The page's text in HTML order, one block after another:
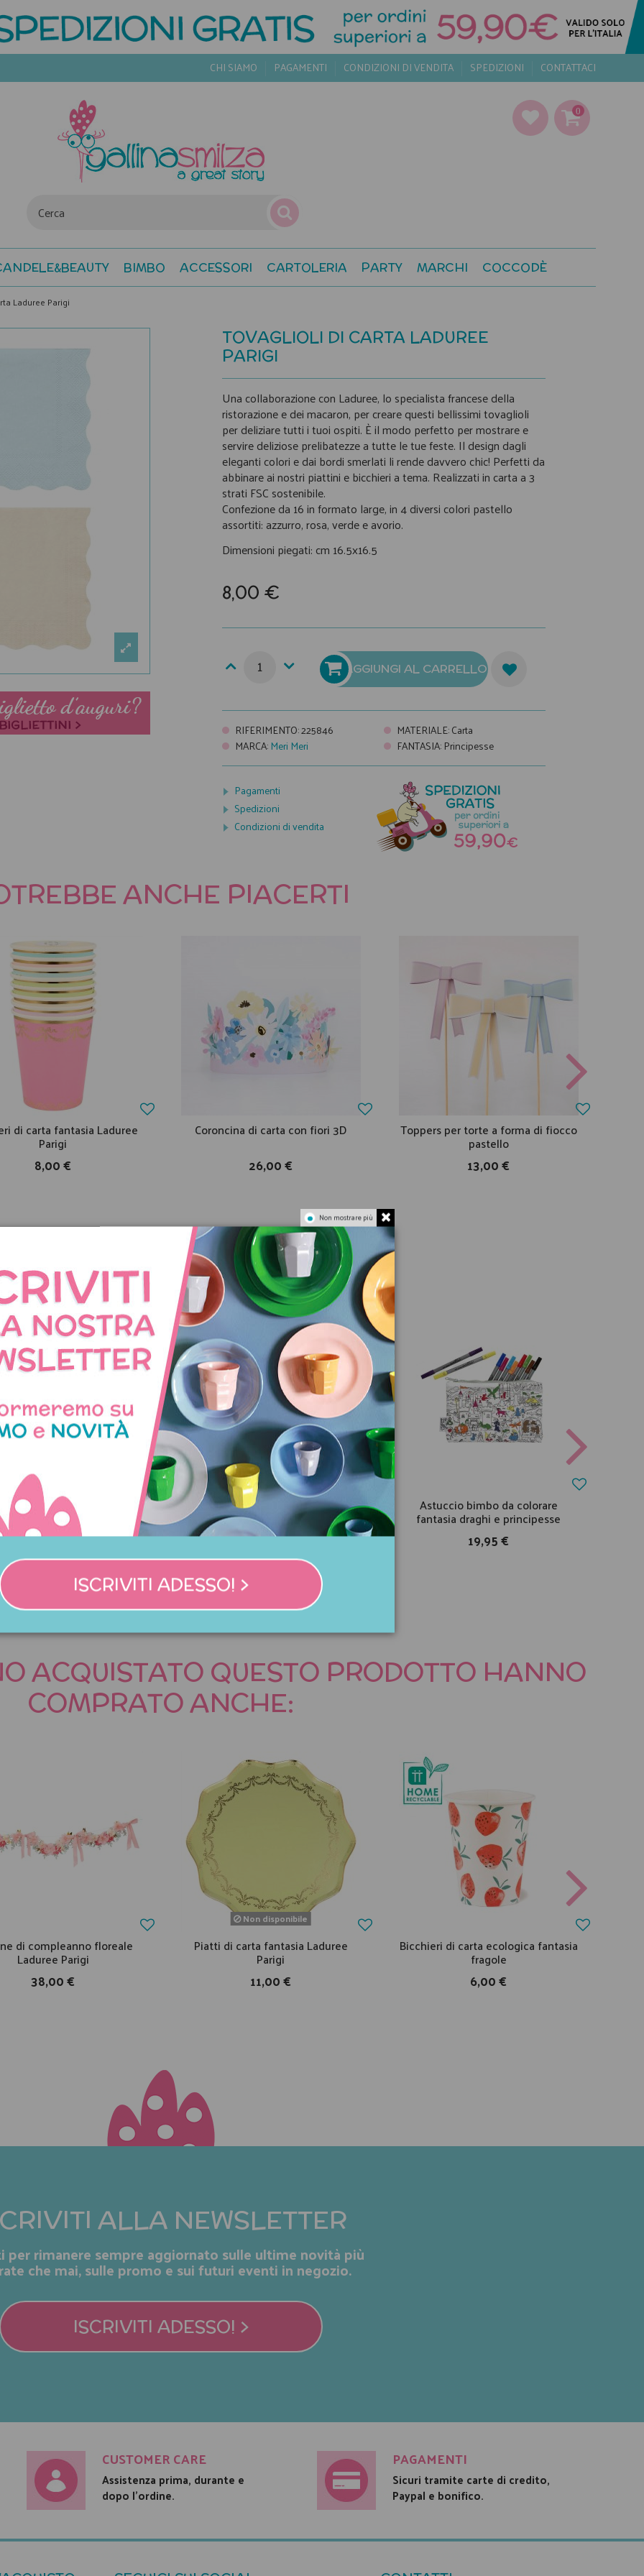
CHI SIAMO PAGAMENTI CONDIZIONI DI VENDITA SPEDIZIONI CONTATTACI
0
BIMBO ACCESSORI CARTOLERIA PARTY MARCHI COCCODÈ
Laduree Parigi
TOVAGLIOLI DI CARTA LADUREE
PARIGI
Una collaborazione con Laduree, lo specialista francese della
ristorazione e dei macaron, per creare questi bellissimi tovaglioli
per deliziare tutti i tuoi ospiti. È il modo perfetto per mostrare e
servire deliziose prelibatezze a tutte le tue feste. Il design dagli
eleganti colori e dai bordi smerlati li rende davvero chic! Perfetti da
abbinare ai nostri piattini e bicchieri a tema. Realizzati in carta a 3
strati FSC sostenibile.
Confezione da 16 in formato large, in 4 diversi colori pastello
assortiti: azzurro, rosa, verde e avorio.
Dimensioni piegati: cm 16.5x16.5
8,00 €
AGGIUNGI AL CARRELLO
RIFERIMENTO:225846 MATERIALE:Carta
MARCA:Meri Meri FANTASIA: Principesse
Pagamenti
Spedizioni
Condizioni di vendita
ANCHE PIACERTI
di carta fantasia Laduree
Parigi
8,00 €
Coroncina di carta con fiori 3D
26,00 €
Toppers per torte a forma di fiocco
pastello
13,00 €
CON LO STESSO TEMA
bags Principesse
16,00 €
Centrotavola compleanno
Castello delle Principesse
48,00 €
Astuccio bimbo da colorare
fantasia draghi e principesse
19,95 €
ACQUISTATO QUESTO PRODOTTO HANNO
COMPRATO ANCHE:
di compleanno floreale
Laduree Parigi
38,00 €
Non disponibile
Piatti di carta fantasia Laduree
Parigi
11,00 €
Bicchieri di carta ecologica fantasia
fragole
6,00 €
ALLA NEWSLETTER
per rimanere sempre aggiornato sulle ultime novità più
che mai, sulle promo e sui futuri eventi in negozio.
ISCRIVITI ADESSO! >
CUSTOMER CARE
Assistenza prima, durante e
dopo l'ordine.
PAGAMENTI
Sicuri tramite carte di credito,
Paypal e bonifico.
Non mostrare più
ISCRIVITI ADESSO! >